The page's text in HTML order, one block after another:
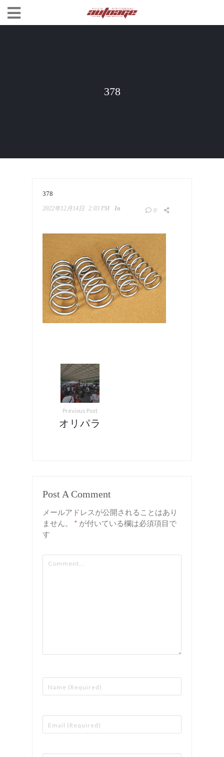
378
378
2022年12月14日 2:03 PM In 0
Previous Post
オリパラ
会を開
催！
Post A Comment
メールアドレスが公開されることはあり
ません。
* が付いている欄は必須項目で
す